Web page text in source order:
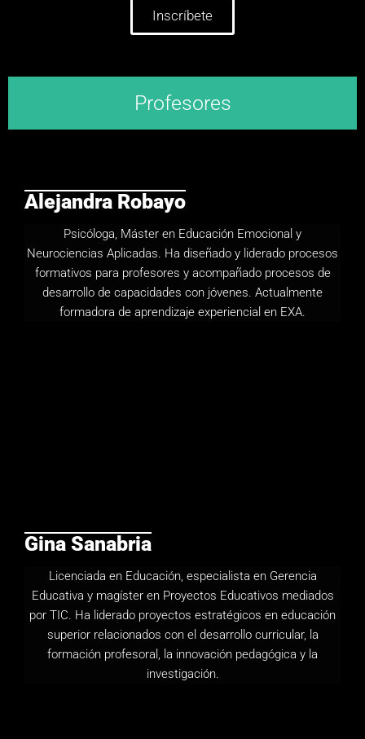
Inscríbete
Profesores
Alejandra Robayo
Psicóloga, Máster en Educación Emocional y
Neurociencias Aplicadas. Ha diseñado y liderado procesos
formativos para profesores y acompañado procesos de
desarrollo de capacidades con jóvenes. Actualmente
formadora de aprendizaje experiencial en EXA.
Gina Sanabria​
Licenciada en Educación, especialista en Gerencia
Educativa y magíster en Proyectos Educativos mediados
por TIC. Ha liderado proyectos estratégicos en educación
superior relacionados con el desarrollo curricular, la
formación profesoral, la innovación pedagógica y la
investigación.